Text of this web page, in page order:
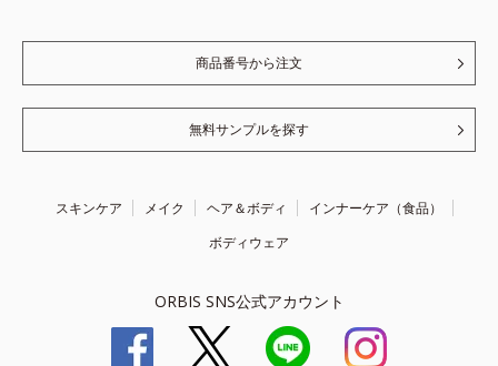
商品番号から注文
無料サンプルを探す
スキンケア メイク ヘア＆ボディ
インナーケア（食品）
ボディウェア
ORBIS SNS公式アカウント